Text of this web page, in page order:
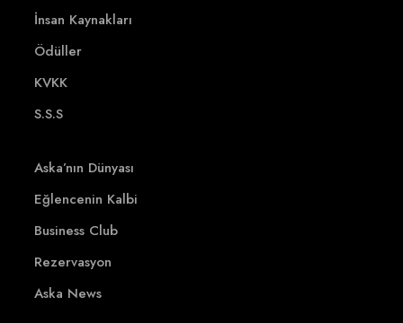
İnsan Kaynakları
Ödüller
KVKK
S.S.S
Aska’nın Dünyası
Eğlencenin Kalbi
Business Club
Rezervasyon
Aska News